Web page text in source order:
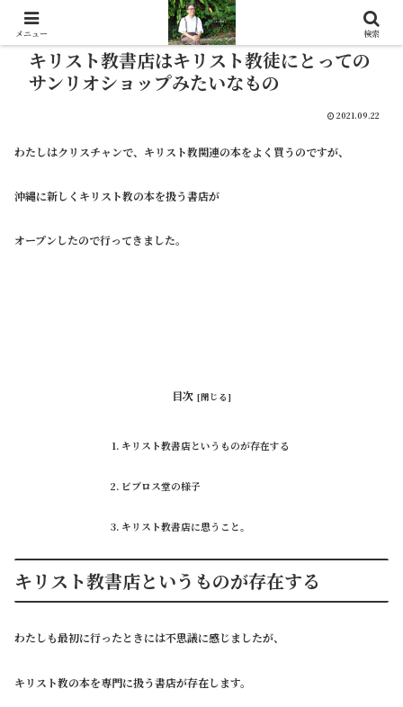
キリスト教書店はキリスト教徒にとっての
サンリオショップみたいなもの
2021.09.22
わたしはクリスチャンで、キリスト教関連の本をよく買うのですが、
沖縄に新しくキリスト教の本を扱う書店が
オープンしたので行ってきました。
目次
キリスト教書店というものが存在する
ビブロス堂の様子
キリスト教書店に思うこと。
キリスト教書店というものが存在する
わたしも最初に行ったときには不思議に感じましたが、
キリスト教の本を専門に扱う書店が存在します。
メニュー 検索